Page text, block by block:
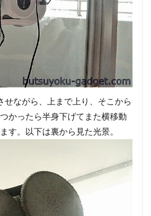
せながら、上まで上り、そこから
かったら半身下げてまた横移動
す。以下は裏から見た光景。